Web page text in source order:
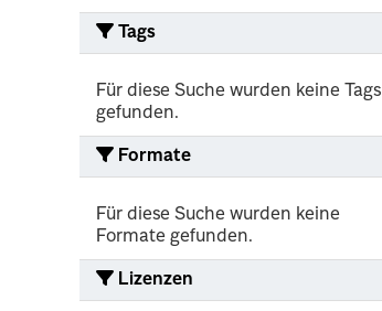
Tags
Für diese Suche wurden keine Tags
gefunden.
Formate
Für diese Suche wurden keine
Formate gefunden.
Lizenzen